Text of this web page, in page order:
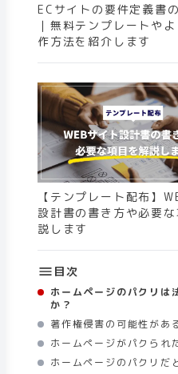
ECサイトの要件定義書
｜無料テンプレートや
作方法を紹介します
【テンプレート配布】
設計書の書き方や必要
説します
目次
ホームページのパクリは
か？​
著作権侵害の可能性があ
ホームページがパクられ
ホームページのパクリだ